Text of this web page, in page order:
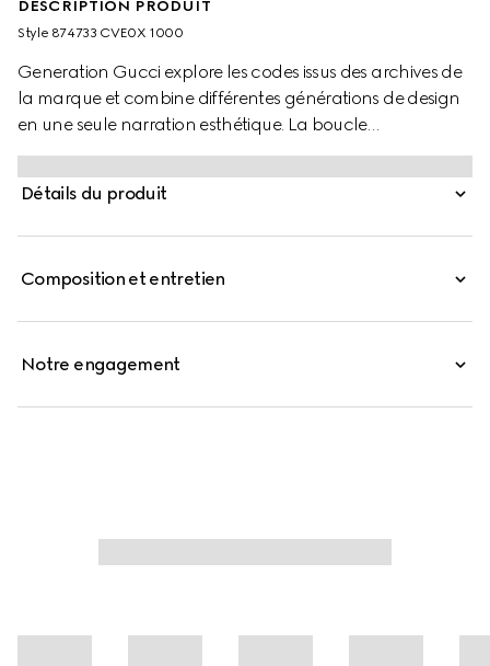
DESCRIPTION PRODUIT
Style ‎874733 CVE0X 1000
Generation Gucci explore les codes issus des archives de
la marque et combine différentes générations de design
en une seule narration esthétique. La boucle
emblématique Détail GG met en valeur deux finitions,
effet antique brillant et mat, pour une touche unique.
Détails du produit
Composition et entretien
Notre engagement